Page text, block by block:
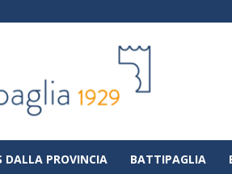
|
Notizie
dalla
città
di
DALLA PROVINCIA BATTIPAGLIA